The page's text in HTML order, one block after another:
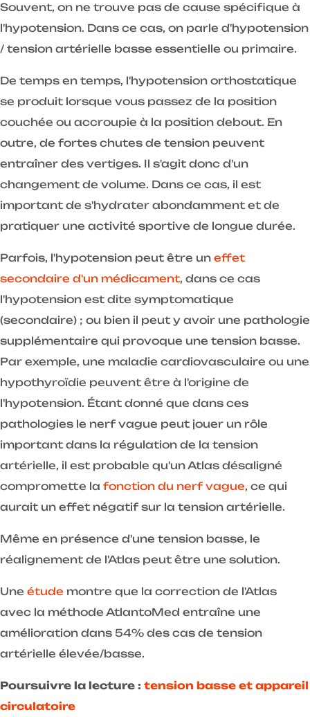
Souvent, on ne trouve pas de cause spécifique à
l'hypotension. Dans ce cas, on parle d'hypotension
/ tension artérielle basse essentielle ou primaire.
De temps en temps, l'hypotension orthostatique
se produit lorsque vous passez de la position
couchée ou accroupie à la position debout. En
outre, de fortes chutes de tension peuvent
entraîner des vertiges. Il s'agit donc d'un
changement de volume. Dans ce cas, il est
important de s'hydrater abondamment et de
pratiquer une activité sportive de longue durée.
Parfois, l'hypotension peut être un effet
secondaire d'un médicament, dans ce cas
l'hypotension est dite symptomatique
(secondaire) ; ou bien il peut y avoir une pathologie
supplémentaire qui provoque une tension basse.
Par exemple, une maladie cardiovasculaire ou une
hypothyroïdie peuvent être à l'origine de
l'hypotension. Étant donné que dans ces
pathologies le nerf vague peut jouer un rôle
important dans la régulation de la tension
artérielle, il est probable qu'un Atlas désaligné
compromette la fonction du nerf vague, ce qui
aurait un effet négatif sur la tension artérielle.
Même en présence d'une tension basse, le
réalignement de l'Atlas peut être une solution.
Une étude montre que la correction de l'Atlas
avec la méthode AtlantoMed entraîne une
amélioration dans 54% des cas de tension
artérielle élevée/basse.
Poursuivre la lecture : tension basse et appareil
circulatoire